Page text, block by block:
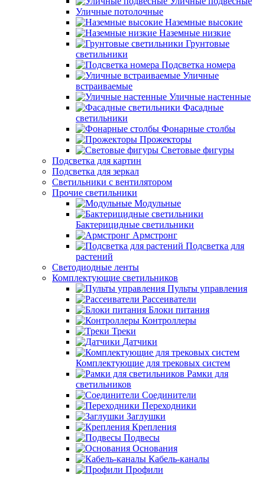
Уличные потолочные
Наземные высокие
Наземные низкие
Грунтовые
светильники
Подсветка номера
Уличные
встраиваемые
Уличные настенные
Фасадные
светильники
Фонарные столбы
Прожекторы
Световые фигуры
Подсветка для картин
Подсветка для зеркал
Светильники с вентилятором
Прочие светильники
Модульные
Бактерицидные светильники
Армстронг
Подсветка для
растений
Светодиодные ленты
Комплектующие светильников
Пульты управления
Рассеиватели
Блоки питания
Контроллеры
Треки
Датчики
Комплектующие для трековых систем
Рамки для
светильников
Соединители
Переходники
Заглушки
Крепления
Подвесы
Основания
Кабель-каналы
Профили